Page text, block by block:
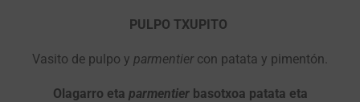
PULPO TXUPITO
Vasito de pulpo y parmentier con patata y pimentón.
Olagarro eta parmentierbasotxoa patata eta